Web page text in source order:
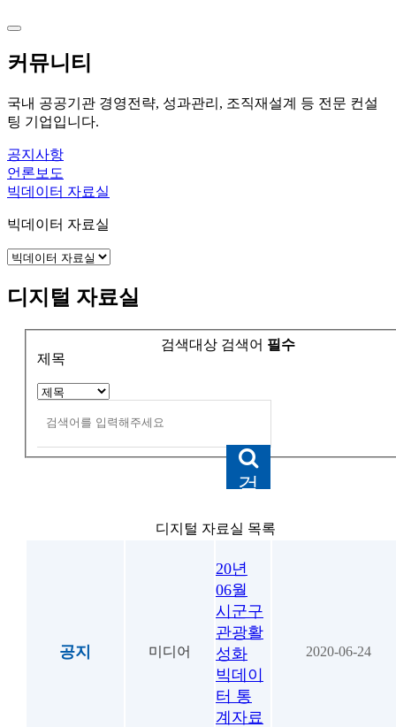
커뮤니티
국내 공공기관 경영전략, 성과관리, 조직재설계 등 전문 컨설
팅 기업입니다.
공지사항
언론보도
빅데이터 자료실
빅데이터 자료실
디지털 자료실
검색대상
제목
검색어 필수
검
디지털 자료실 목록
공지 미디어
20년
06월
시군구
관광활
성화
빅데이
터 통
계자료
2020-06-24